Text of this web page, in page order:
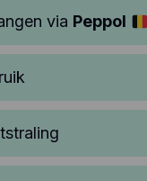
via Peppol